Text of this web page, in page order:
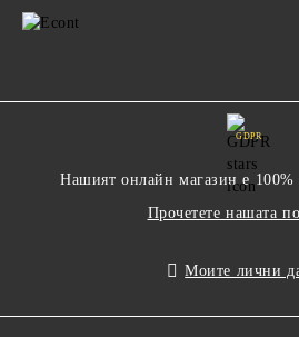
GDPR
Нашият онлайн магазин е 100%
Прочетете нашата
Моите лични